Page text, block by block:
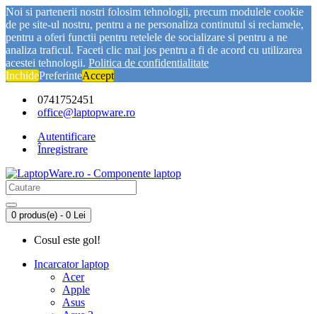
Noi si partenerii nostri folosim tehnologii, precum modulele cookie
de pe site-ul nostru, pentru a ne personaliza continutul si reclamele,
pentru a oferi functii pentru retelele de socializare si pentru a ne
analiza traficul. Faceti clic mai jos pentru a fi de acord cu utilizarea
acestei tehnologii. Politica de confidentialitate
InchidePreferinteAccept
0741752451
office@laptopware.ro
Autentificare
Înregistrare
0 produs(e) - 0 Lei
Cosul este gol!
Incarcator laptop
Acer
Apple
Asus